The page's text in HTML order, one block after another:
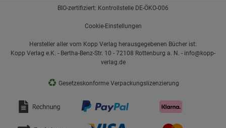
BIO-zertifiziert: Kontrollstelle DE-ÖKO-006
Cookie-Einstellungen
Hersteller aller vom Kopp Verlag herausgegebenen Bücher ist:
Kopp Verlag e.K. - Bertha-Benz-Str. 10 - 72108 Rottenburg a. N. - info@kopp-
verlag.de
♻ Gesetzeskonforme Verpackungslizenzierung
Datenschutzerklärung Impressum